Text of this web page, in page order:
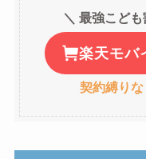
＼ 最強こど
楽天モバ
契約縛りな